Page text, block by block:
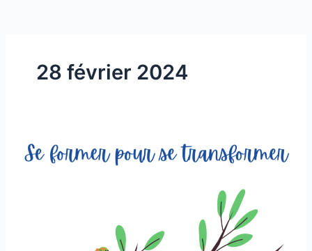
28 février 2024
former